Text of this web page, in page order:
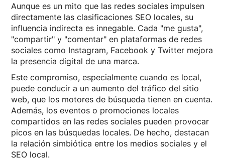
Aunque es un mito que las redes sociales impulsen
directamente las clasificaciones SEO locales, su
influencia indirecta es innegable. Cada "me gusta",
"compartir" y "comentar" en plataformas de redes
sociales como Instagram, Facebook y Twitter mejora
la presencia digital de una marca.
Este compromiso, especialmente cuando es local,
puede conducir a un aumento del tráfico del sitio
web, que los motores de búsqueda tienen en cuenta.
Además, los eventos o promociones locales
compartidos en las redes sociales pueden provocar
picos en las búsquedas locales. De hecho, destacan
la relación simbiótica entre los medios sociales y el
SEO local.